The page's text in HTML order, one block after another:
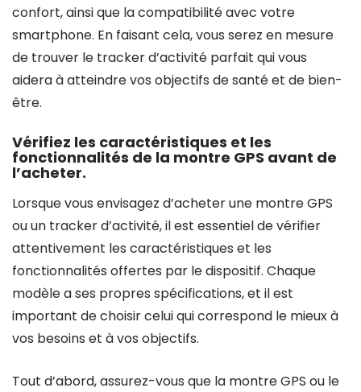
confort, ainsi que la compatibilité avec votre
smartphone. En faisant cela, vous serez en mesure
de trouver le tracker d’activité parfait qui vous
aidera à atteindre vos objectifs de santé et de bien-
être.
Vérifiez les caractéristiques et les
fonctionnalités de la montre GPS avant de
l’acheter.
Lorsque vous envisagez d’acheter une montre GPS
ou un tracker d’activité, il est essentiel de vérifier
attentivement les caractéristiques et les
fonctionnalités offertes par le dispositif. Chaque
modèle a ses propres spécifications, et il est
important de choisir celui qui correspond le mieux à
vos besoins et à vos objectifs.
Tout d’abord, assurez-vous que la montre GPS ou le